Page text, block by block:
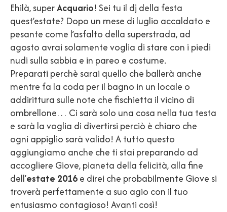
Ehilà, superAcquario! Sei tu il dj della festa
quest’estate? Dopo un mese di luglio accaldato e
pesante come l’asfalto della superstrada, ad
agosto avrai solamente voglia di stare con i piedi
nudi sulla sabbia e in pareo e costume.
Preparati perchè sarai quello che ballerà anche
mentre fa la coda per il bagno in un locale o
addirittura sulle note che fischietta il vicino di
ombrellone… Ci sarà solo una cosa nella tua testa
e sarà la voglia di divertirsi perciò è chiaro che
ogni appiglio sarà valido! A tutto questo
aggiungiamo anche che ti stai preparando ad
accogliere Giove, pianeta della felicità, alla fine
dell’estate 2016e direi che probabilmente Giove si
troverà perfettamente a suo agio con il tuo
entusiasmo contagioso! Avanti così!